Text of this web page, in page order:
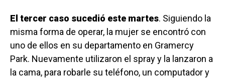
El tercer caso sucedió este martes. Siguiendo la
misma forma de operar, la mujer se encontró con
uno de ellos en su departamento en Gramercy
Park. Nuevamente utilizaron el spray y la lanzaron a
la cama, para robarle su teléfono, un computador y